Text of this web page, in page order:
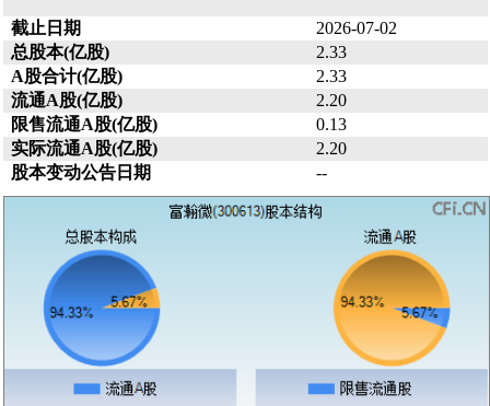
截止日期
2026-07-02
总股本(亿股)
2.33
A股合计(亿股)
2.33
流通A股(亿股)
2.20
限售流通A股(亿股)
0.13
实际流通A股(亿股)
2.20
股本变动公告日期
--